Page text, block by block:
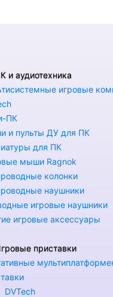
и аудиотехника
игровые
ПК
и пульты ДУ для ПК
для ПК
мыши Ragnok
колонки
наушники
игровые наушники
игровые аксессуары
приставки
DVTech